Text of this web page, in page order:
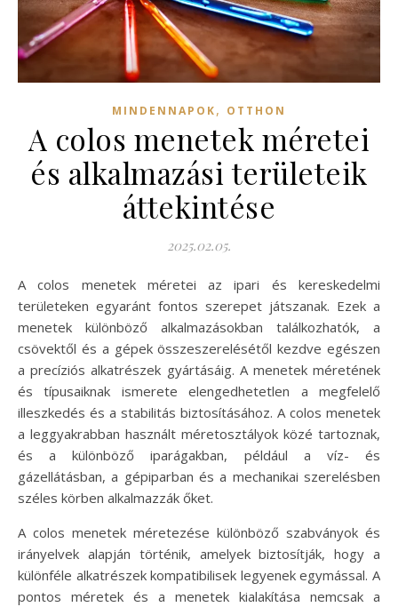
MINDENNAPOK, OTTHON
A colos menetek méretei
és alkalmazási területeik
áttekintése
2025.02.05.
A colos menetek méretei az ipari és kereskedelmi
területeken egyaránt fontos szerepet játszanak. Ezek a
menetek különböző alkalmazásokban találkozhatók, a
csövektől és a gépek összeszerelésétől kezdve egészen
a precíziós alkatrészek gyártásáig. A menetek méretének
és típusaiknak ismerete elengedhetetlen a megfelelő
illeszkedés és a stabilitás biztosításához. A colos menetek
a leggyakrabban használt méretosztályok közé tartoznak,
és a különböző iparágakban, például a víz- és
gázellátásban, a gépiparban és a mechanikai szerelésben
széles körben alkalmazzák őket.
A colos menetek méretezése különböző szabványok és
irányelvek alapján történik, amelyek biztosítják, hogy a
különféle alkatrészek kompatibilisek legyenek egymással. A
pontos méretek és a menetek kialakítása nemcsak a